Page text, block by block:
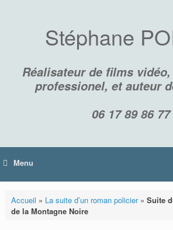
Stéphane
Réalisateur de films
professionel, et auteur
06 17 89 86 77
Menu
Accueil » La suite d’un roman policier» Suite
de la Montagne Noire